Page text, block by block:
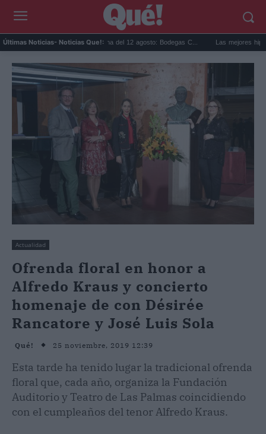
Últimas Noticias- Noticias Que!:
Eclipse solar en Cariñena del 12 agosto: Bodegas C... Las mejores hipotecas
Actualidad
Ofrenda floral en honor a
Alfredo Kraus y concierto
homenaje de con Désirée
Rancatore y José Luis Sola
Qué! 25 noviembre, 2019 12:39
Esta tarde ha tenido lugar la tradicional ofrenda
floral que, cada año, organiza la Fundación
Auditorio y Teatro de Las Palmas coincidiendo
con el cumpleaños del tenor Alfredo Kraus.